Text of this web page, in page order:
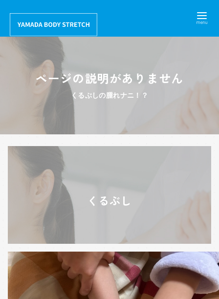
テ
ページの説明がありません
くるぶしの腫れナニ！？
くるぶし